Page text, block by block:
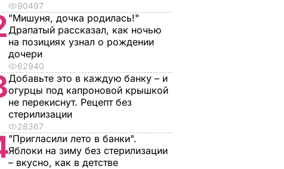
90497
"Мишуня, дочка родилась!"
Драпатый рассказал, как ночью
на позициях узнал о рождении
дочери
62940
Добавьте это в каждую банку – и
огурцы под капроновой крышкой
не перекиснут. Рецепт без
стерилизации
28367
"Пригласили лето в банки".
Яблоки на зиму без стерилизации
– вкусно, как в детстве